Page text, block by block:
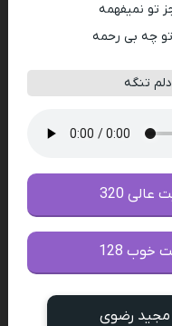
تو نمیفهمه
چه بی رحمه
تنگه
320
خوب 128
مجید رضوی